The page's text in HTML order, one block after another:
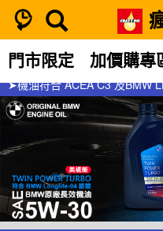
門市限定 加價購專
BMW TWINPOWER TURBO
➤機油符合 ACEA C3 及BMW